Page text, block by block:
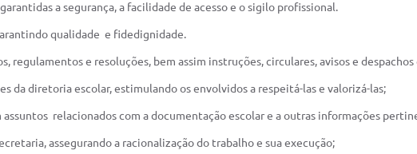
a segurança, a facilidade de acesso e o sigilo profissional.
qualidade e fidedignidade.
regulamentos e resoluções, bem assim instruções, circulares, avisos e
da diretoria escolar, estimulando os envolvidos a respeitá-las e valorizá-las;
assuntos relacionados com a documentação escolar e a outras informações
assegurando a racionalização do trabalho e sua execução;